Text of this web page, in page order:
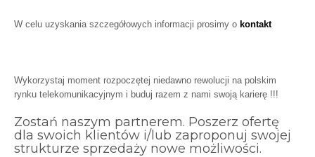
W celu uzyskania szczegółowych informacji prosimy o kontakt
Wykorzystaj moment rozpoczętej niedawno rewolucji na polskim
rynku telekomunikacyjnym i buduj razem z nami swoją karierę !!!
Zostań naszym partnerem. Poszerz ofertę
dla swoich klientów i/lub zaproponuj swojej
strukturze sprzedaży nowe możliwości.